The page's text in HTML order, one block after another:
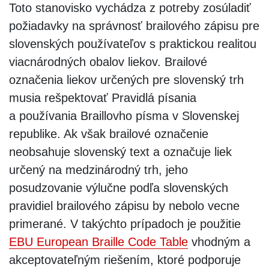
Toto stanovisko vychádza z potreby zosúladiť
požiadavky na správnosť brailového zápisu pre
slovenských používateľov s praktickou realitou
viacnárodných obalov liekov. Brailové
označenia liekov určených pre slovenský trh
musia rešpektovať Pravidlá písania
a používania Braillovho písma v Slovenskej
republike. Ak však brailové označenie
neobsahuje slovenský text a označuje liek
určený na medzinárodný trh, jeho
posudzovanie výlučne podľa slovenských
pravidiel brailového zápisu by nebolo vecne
primerané. V takýchto prípadoch je použitie
EBU European Braille Code Table vhodným a
akceptovateľným riešením, ktoré podporuje